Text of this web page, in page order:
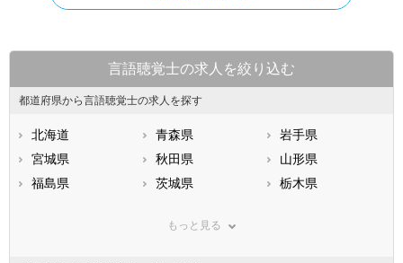
言語聴覚士の求人を絞り込む
都道府県から言語聴覚士の求人を探す
北海道 青森県
岩手県
宮城県
秋田県
山形県
福島県
茨城県
栃木県
神奈川県
もっと見る